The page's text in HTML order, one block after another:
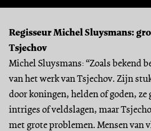
Regisseur Michel Sluysmans:
Tsjechov
Michel Sluysmans: “Zoals bekend
van het werk van Tsjechov. Zijn
door koningen, helden of goden, ze
intriges of veldslagen, maar
met grote problemen. Mensen van